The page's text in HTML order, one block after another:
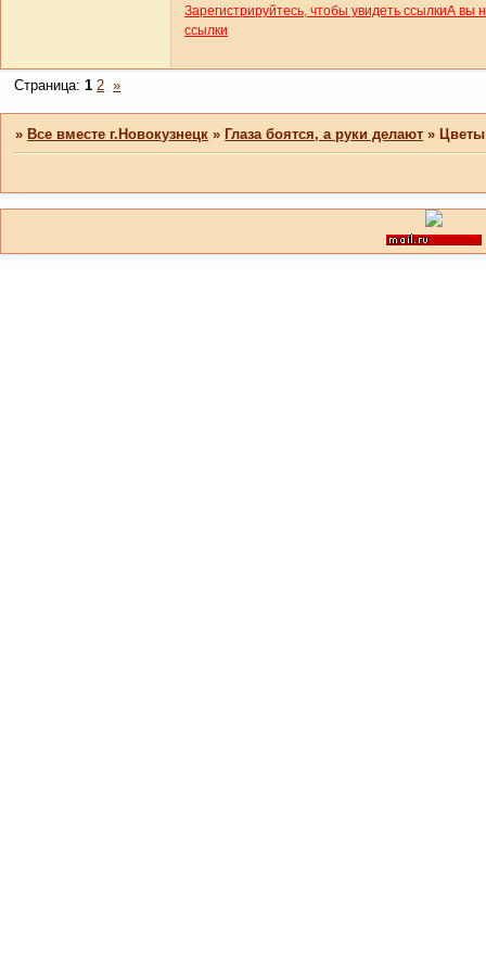
Зарегистрируйтесь, чтобы увидеть ссылкиА вы
ссылки
Страница:1 2 »
» Все вместе г.Новокузнецк » Глаза боятся, а руки делают »